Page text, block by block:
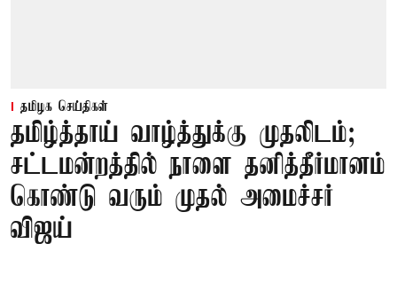
தமிழக செய்திகள்
தமிழ்த்தாய் வாழ்த்துக்கு முதலிடம்;
சட்டமன்றத்தில் நாளை தனித்தீர்மானம்
கொண்டு வரும் முதல் அமைச்சர்
விஜய்